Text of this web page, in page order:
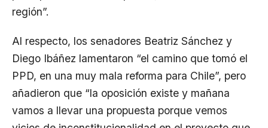
región”.
Al respecto, los senadores Beatriz Sánchez y
Diego Ibáñez lamentaron “el camino que tomó el
PPD, en una muy mala reforma para Chile”, pero
añadieron que “la oposición existe y mañana
vamos a llevar una propuesta porque vemos